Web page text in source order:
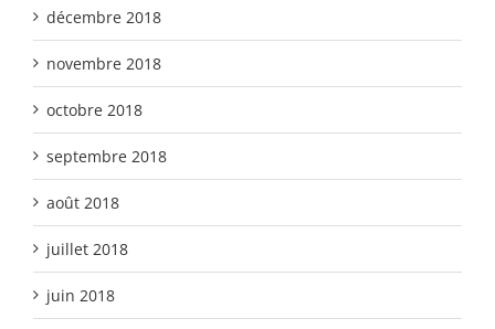
décembre 2018
novembre 2018
octobre 2018
septembre 2018
août 2018
juillet 2018
juin 2018